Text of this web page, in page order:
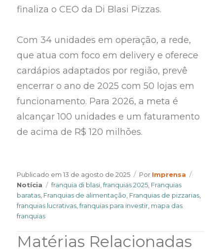
finaliza o CEO da Di Blasi Pizzas.
Com 34 unidades em operação, a rede,
que atua com foco em delivery e oferece
cardápios adaptados por região, prevê
encerrar o ano de 2025 com 50 lojas em
funcionamento. Para 2026, a meta é
alcançar 100 unidades e um faturamento
de acima de R$ 120 milhões.
Publicado em13 de agosto de 2025 Por Author
Imprensa
Notícia
Tags
franquia di blasi ,franquias 2025 Franquias
baratas Franquias de alimentação Franquias de pizzarias
franquias lucrativas ,franquias para investir mapa das
franquias
Matérias Relacionadas